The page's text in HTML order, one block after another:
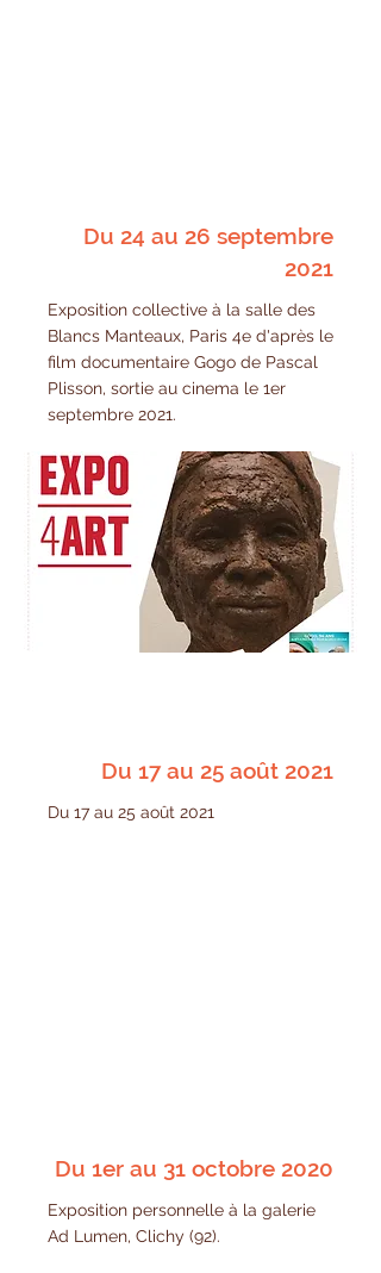
Du 24 au 26 septembre
2021
Exposition collective à la salle des
Blancs Manteaux, Paris 4e d'après le
film documentaire Gogo de Pascal
Plisson, sortie au cinema le 1er
septembre 2021.
Du 17 au 25 août 2021
Du 17 au 25 août 2021
Du 1er au 31 octobre 2020
Exposition personnelle à la galerie
Ad Lumen, Clichy (92).